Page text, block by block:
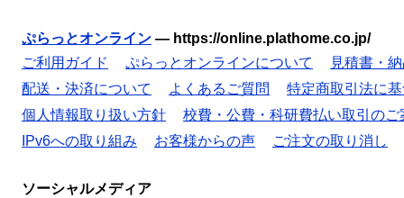
ぷらっとオンライン — https://online.plathome.co.jp/
ご利用ガイド
ぷらっとオンラインについて
見積書・
配送・決済について
よくあるご質問
特定商取引法に
個人情報取り扱い方針
校費・公費・科研費払い取引のご
IPv6への取り組み
お客様からの声 ご注文の取り消し
ソーシャルメディア